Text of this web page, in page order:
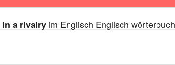
a rivalryim Englisch Englisch wörterbuch